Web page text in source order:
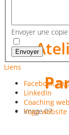
Image 07
Envoyer une
Envoyer
Liens
Facebook
LinkedIn
Coaching
Yoga website